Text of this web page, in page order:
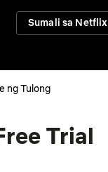
Sumali sa Netflix
ng Tulong
Trial